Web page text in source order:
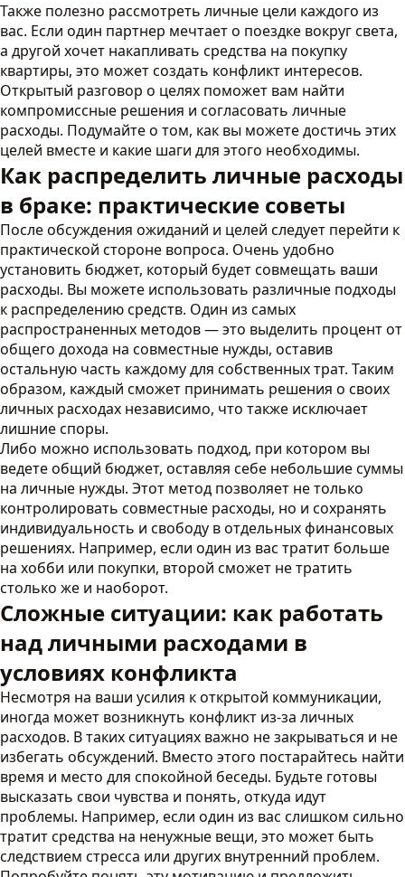
Также полезно рассмотреть личные цели каждого из
вас. Если один партнер мечтает о поездке вокруг света,
а другой хочет накапливать средства на покупку
квартиры, это может создать конфликт интересов.
Открытый разговор о целях поможет вам найти
компромиссные решения и согласовать личные
расходы. Подумайте о том, как вы можете достичь этих
целей вместе и какие шаги для этого необходимы.
Как распределить личные расходы
в браке: практические советы
После обсуждения ожиданий и целей следует перейти к
практической стороне вопроса. Очень удобно
установить бюджет, который будет совмещать ваши
расходы. Вы можете использовать различные подходы
к распределению средств. Один из самых
распространенных методов — это выделить процент от
общего дохода на совместные нужды, оставив
остальную часть каждому для собственных трат. Таким
образом, каждый сможет принимать решения о своих
личных расходах независимо, что также исключает
лишние споры.
Либо можно использовать подход, при котором вы
ведете общий бюджет, оставляя себе небольшие суммы
на личные нужды. Этот метод позволяет не только
контролировать совместные расходы, но и сохранять
индивидуальность и свободу в отдельных финансовых
решениях. Например, если один из вас тратит больше
на хобби или покупки, второй сможет не тратить
столько же и наоборот.
Сложные ситуации: как работать
над личными расходами в
условиях конфликта
Несмотря на ваши усилия к открытой коммуникации,
иногда может возникнуть конфликт из-за личных
расходов. В таких ситуациях важно не закрываться и не
избегать обсуждений. Вместо этого постарайтесь найти
время и место для спокойной беседы. Будьте готовы
высказать свои чувства и понять, откуда идут
проблемы. Например, если один из вас слишком сильно
тратит средства на ненужные вещи, это может быть
следствием стресса или других внутренний проблем.